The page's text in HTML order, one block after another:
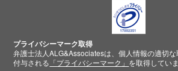
プライバシーマーク取得
弁護士法人ALG&Associatesは、個人情報の適切
付与される 「プライバシーマーク」 を取得していま